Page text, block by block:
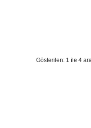
Gösterilen: 1 ile 4